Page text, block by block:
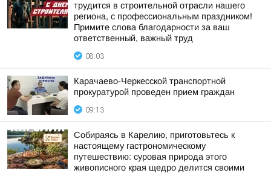
трудится в строительной отрасли нашего
региона, с профессиональным праздником!
Примите слова благодарности за ваш
ответственный, важный труд
08:03
Карачаево-Черкесской транспортной
прокуратурой проведен прием граждан
09:13
Собираясь в Карелию, приготовьтесь к
настоящему гастрономическому
путешествию: суровая природа этого
живописного края щедро делится своими